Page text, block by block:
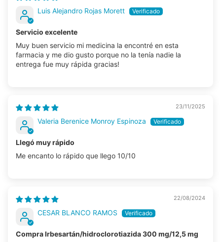
Luis Alejandro Rojas Morett
Servicio excelente
Muy buen servicio mi medicina la encontré en esta
farmacia y me dio gusto porque no la tenía nadie la
entrega fue muy rápida gracias!
23/11/2025
Valeria Berenice Monroy Espinoza
Llegó muy rápido
Me encanto lo rápido que llego 10/10
22/08/2024
CESAR BLANCO RAMOS
Compra Irbesartán/hidroclorotiazida 300 mg/12,5 mg